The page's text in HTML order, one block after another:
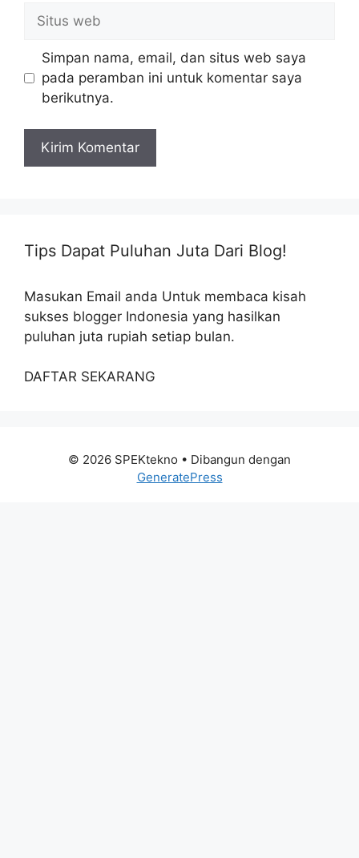
Situs
web
Simpan nama, email, dan situs web saya
pada peramban ini untuk komentar saya
berikutnya.
Tips Dapat Puluhan Juta Dari Blog!
Masukan Email anda Untuk membaca kisah
sukses blogger Indonesia yang hasilkan
puluhan juta rupiah setiap bulan.
DAFTAR SEKARANG
© 2026 SPEKtekno • Dibangun dengan
GeneratePress